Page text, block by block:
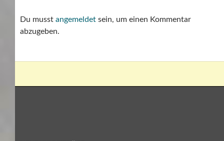
Du musst angemeldet sein, um einen Kommentar
abzugeben.